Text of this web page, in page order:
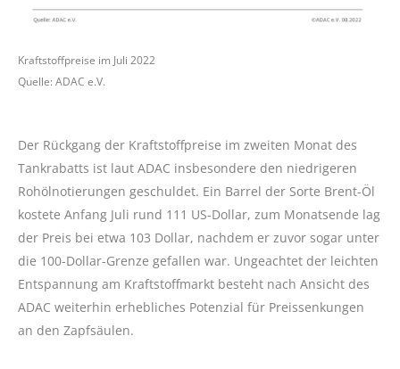
Kraftstoffpreise im Juli 2022
Quelle: ADAC e.V.
Der Rückgang der Kraftstoffpreise im zweiten Monat des
Tankrabatts ist laut ADAC insbesondere den niedrigeren
Rohölnotierungen geschuldet. Ein Barrel der Sorte Brent-Öl
kostete Anfang Juli rund 111 US-Dollar, zum Monatsende lag
der Preis bei etwa 103 Dollar, nachdem er zuvor sogar unter
die 100-Dollar-Grenze gefallen war. Ungeachtet der leichten
Entspannung am Kraftstoffmarkt besteht nach Ansicht des
ADAC weiterhin erhebliches Potenzial für Preissenkungen
an den Zapfsäulen.